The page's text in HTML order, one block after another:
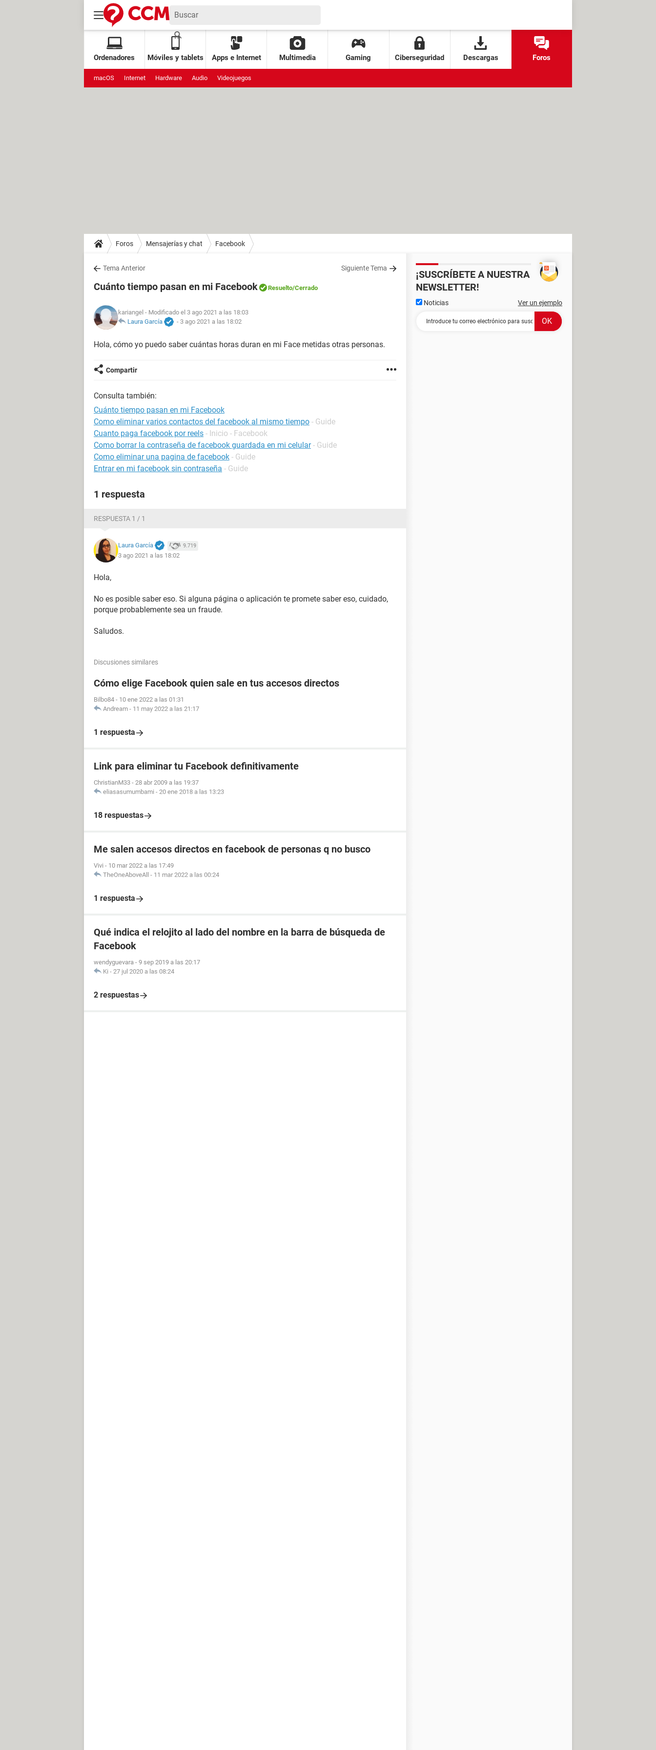
Ordenadores Móviles y tablets Apps e Internet Multimedia Gaming Ciberseguridad Descargas Foros
macOS Internet Hardware Audio Videojuegos
Foros Mensajerías y chat Facebook
Tema Anterior Siguiente Tema
Cuánto tiempo pasan en mi Facebook Resuelto/Cerrado
kariangel - Modificado el 3 ago 2021 a las 18:03
Laura García
- 3 ago 2021 a las 18:02
Hola, cómo yo puedo saber cuántas horas duran en mi Face metidas otras personas.
Compartir
Consulta también:
Cuánto tiempo pasan en mi Facebook
Como eliminar varios contactos del facebook al mismo tiempo - Guide
Cuanto paga facebook por reels - Inicio - Facebook
Como borrar la contraseña de facebook guardada en mi celular - Guide
Como eliminar una pagina de facebook - Guide
Entrar en mi facebook sin contraseña - Guide
1 respuesta
RESPUESTA 1 / 1
Laura García 9.719
3 ago 2021 a las 18:02
Hola,
No es posible saber eso. Si alguna página o aplicación te promete saber eso, cuidado,
porque probablemente sea un fraude.
Saludos.
Discusiones similares
Cómo elige Facebook quien sale en tus accesos directos
Bilbo84 - 10 ene 2022 a las 01:31
Andream - 11 may 2022 a las 21:17
1 respuesta
Link para eliminar tu Facebook definitivamente
ChristianM33 - 28 abr 2009 a las 19:37
eliasasumumbami - 20 ene 2018 a las 13:23
18 respuestas
Me salen accesos directos en facebook de personas q no busco
Vivi - 10 mar 2022 a las 17:49
TheOneAboveAll - 11 mar 2022 a las 00:24
1 respuesta
Qué indica el relojito al lado del nombre en la barra de búsqueda de
Facebook
wendyguevara - 9 sep 2019 a las 20:17
Ki - 27 jul 2020 a las 08:24
2 respuestas
¡SUSCRÍBETE A NUESTRA
NEWSLETTER!
Noticias Ver un ejemplo